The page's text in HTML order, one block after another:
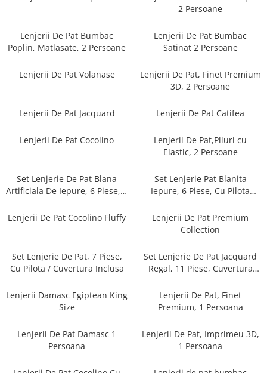
Lenjerii De Pat Creponate
Lenjerii De Pat Bumbac Poplin 2
Lenjerii De Pat Bumbac Satinat 2
Lenjerii De Pat Volanase
2 Persoane
Lenjerii De Pat Jacquard
Lenjerii De Pat Catifea
Set Lenjerie De Pat Blana
Artificiala De Iepure, 6 Piese, 2
Persoane
Piese, Cu Pilota Inclusa
Lenjerii De Pat Premium Collection
Set Lenjerie De Pat, 7 Piese, Cu
Pilota / Cuvertura Inclusa
2 Persoane
Lenjerii De Pat Bumbac
Poplin, Matlasate, 2 Persoane
Lenjerii De Pat Bumbac
Satinat 2 Persoane
Lenjerii De Pat Volanase
Lenjerii De Pat, Finet Premium
3D, 2 Persoane
Lenjerii De Pat Jacquard Lenjerii De Pat Catifea
Lenjerii De Pat Cocolino
Lenjerii De Pat,Pliuri cu
Elastic, 2 Persoane
Set Lenjerie De Pat Blana
Artificiala De Iepure, 6 Piese, 2
Set Lenjerie Pat Blanita
Iepure, 6 Piese, Cu Pilota
Lenjerii De Pat Cocolino Fluffy
Lenjerii De Pat Premium
Collection
Set Lenjerie De Pat, 7 Piese,
Cu Pilota / Cuvertura Inclusa
Set Lenjerie De Pat Jacquard
Regal, 11 Piese, Cuvertura
Lenjerii Damasc Egiptean King
Size
Lenjerii De Pat, Finet
Premium, 1 Persoana
Lenjerii De Pat Damasc 1
Persoana
Lenjerii De Pat, Imprimeu 3D,
1 Persoana